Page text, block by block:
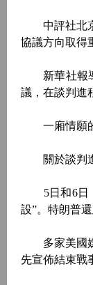
中評社北京
協議方向取得
新華社報導
議，在談判進
一廂情願的
關於談判進
5日和6日，
設”。特朗普
多家美國媒
先宣佈結束戰